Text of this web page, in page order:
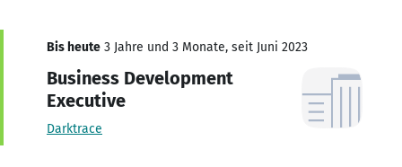
Bis heute 3 Jahre und 3 Monate, seit Juni 2023
Business Development
Executive
Darktrace